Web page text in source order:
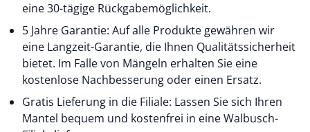
eine 30-tägige Rückgabemöglichkeit.
5 Jahre Garantie: Auf alle Produkte gewähren wir
eine Langzeit-Garantie, die Ihnen Qualitätssicherheit
bietet. Im Falle von Mängeln erhalten Sie eine
kostenlose Nachbesserung oder einen Ersatz.
Gratis Lieferung in die Filiale: Lassen Sie sich Ihren
Mantel bequem und kostenfrei in eine Walbusch-